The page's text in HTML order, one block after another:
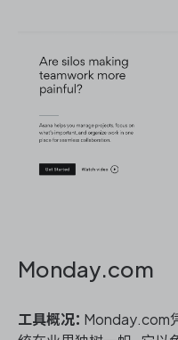
Monday.com
工具概况： Monday.com